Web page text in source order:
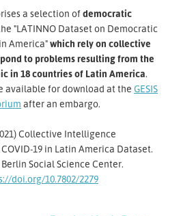
a selection ofdemocratic
"LATINNO Dataset on Democratic
America"which rely on collective
to problems resulting from the
in 18 countries of Latin America.
available for download at the GESIS
after an embargo.
Collective Intelligence
19 in Latin America Dataset.
Berlin Social Science Center.
doi.org/10.7802/2279